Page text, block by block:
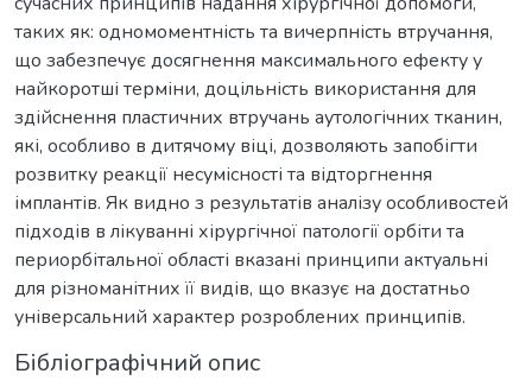
таких як: одномоментність та вичерпність втручання,
що забезпечує досягнення максимального ефекту у
найкоротші терміни, доцільність використання для
здійснення пластичних втручань аутологічних тканин,
які, особливо в дитячому віці, дозволяють запобігти
розвитку реакції несумісності та відторгнення
імплантів. Як видно з результатів аналізу особливостей
підходів в лікуванні хірургічної патології орбіти та
периорбітальної області вказані принципи актуальні
для різноманітних її видів, що вказує на достатньо
універсальний характер розроблених принципів.
Бібліографічний опис